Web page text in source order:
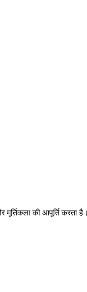
की आपूर्ति करता है।